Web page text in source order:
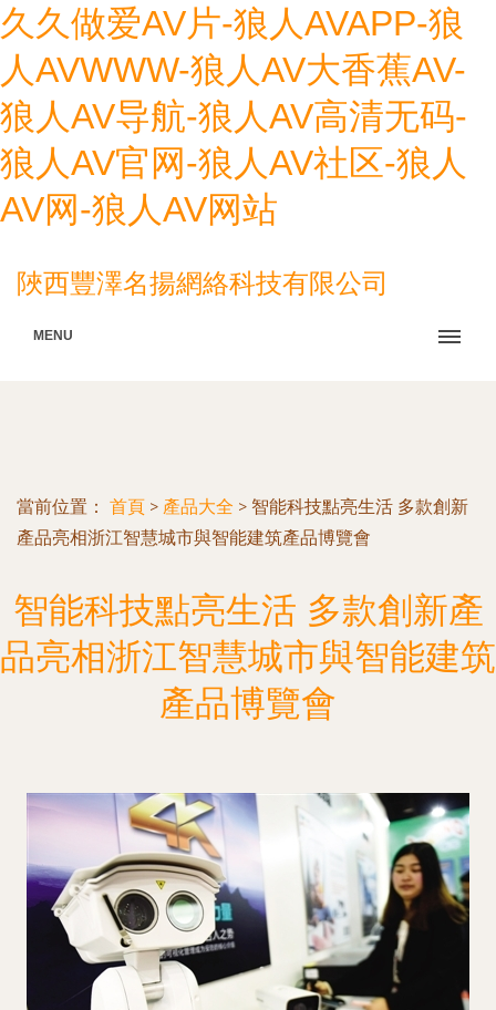
久久做爱AV片-狼人AVAPP-狼
人AVWWW-狼人AV大香蕉AV-
狼人AV导航-狼人AV高清无码-
狼人AV官网-狼人AV社区-狼人
AV网-狼人AV网站
陜西豐澤名揚網絡科技有限公司
MENU
當前位置： 首頁 > 產品大全 > 智能科技點亮生活 多款創新
產品亮相浙江智慧城市與智能建筑產品博覽會
智能科技點亮生活 多款創新產
品亮相浙江智慧城市與智能建筑
產品博覽會